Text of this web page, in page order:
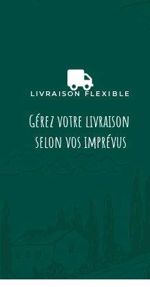
LIVRAISON FLEXIBLE
Gérez votre livraison
selon vos imprévus